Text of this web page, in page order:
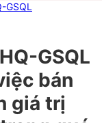
GSQL
GSQL
bán
giá trị